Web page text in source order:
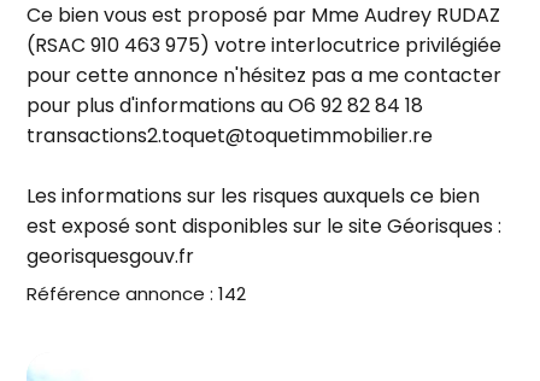
Ce bien vous est proposé par Mme Audrey RUDAZ
(RSAC 910 463 975) votre interlocutrice privilégiée
pour cette annonce n'hésitez pas a me contacter
pour plus d'informations au O6 92 82 84 18
transactions2.toquet@toquetimmobilier.re
Les informations sur les risques auxquels ce bien
est exposé sont disponibles sur le site Géorisques :
georisquesgouv.fr
Référence annonce : 142